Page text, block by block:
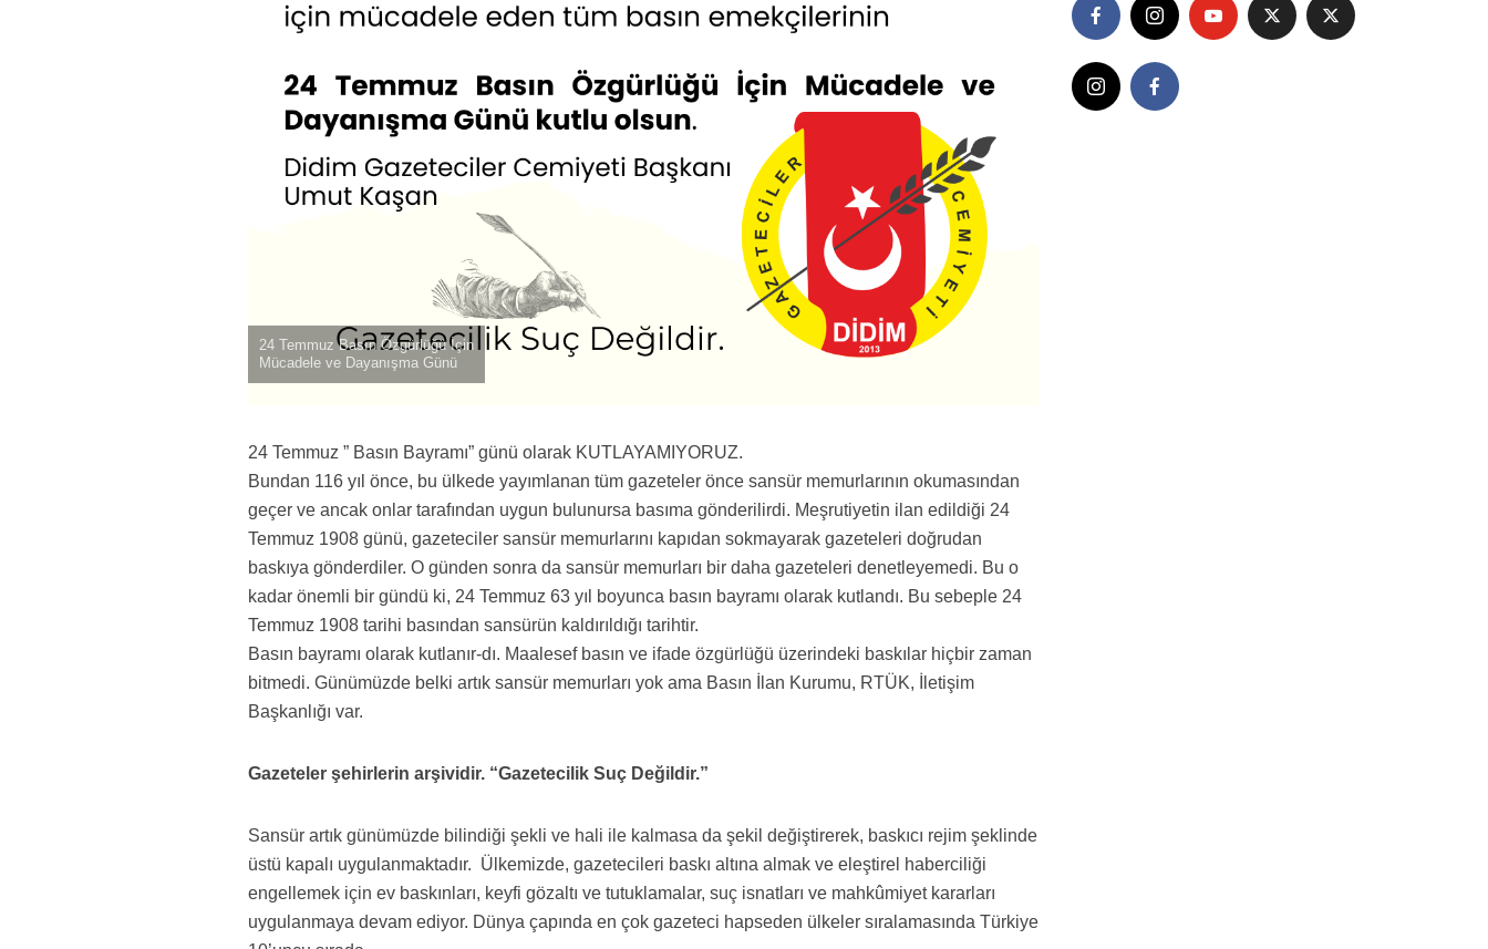
24 Temmuz Basın Özgürlüğü İçin
Mücadele ve Dayanışma Günü
24 Temmuz ” Basın Bayramı” günü olarak KUTLAYAMIYORUZ.
Bundan 116 yıl önce, bu ülkede yayımlanan tüm gazeteler önce sansür memurlarının okumasından
geçer ve ancak onlar tarafından uygun bulunursa basıma gönderilirdi. Meşrutiyetin ilan edildiği 24
Temmuz 1908 günü, gazeteciler sansür memurlarını kapıdan sokmayarak gazeteleri doğrudan
baskıya gönderdiler. O günden sonra da sansür memurları bir daha gazeteleri denetleyemedi. Bu o
kadar önemli bir gündü ki, 24 Temmuz 63 yıl boyunca basın bayramı olarak kutlandı. Bu sebeple 24
Temmuz 1908 tarihi basından sansürün kaldırıldığı tarihtir.
Basın bayramı olarak kutlanır-dı. Maalesef basın ve ifade özgürlüğü üzerindeki baskılar hiçbir zaman
bitmedi. Günümüzde belki artık sansür memurları yok ama Basın İlan Kurumu, RTÜK, İletişim
Başkanlığı var.
Gazeteler şehirlerin arşividir. “Gazetecilik Suç Değildir.”
Sansür artık günümüzde bilindiği şekli ve hali ile kalmasa da şekil değiştirerek, baskıcı rejim şeklinde
üstü kapalı uygulanmaktadır. Ülkemizde, gazetecileri baskı altına almak ve eleştirel haberciliği
engellemek için ev baskınları, keyfi gözaltı ve tutuklamalar, suç isnatları ve mahkûmiyet kararları
uygulanmaya devam ediyor. Dünya çapında en çok gazeteci hapseden ülkeler sıralamasında Türkiye